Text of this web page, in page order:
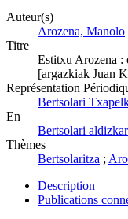
Auteur(s)
Arozena, Manolo
Titre
Estitxu Arozena :
[argazkiak Juan
Représentation
Bertsolari
En
Bertsolari
Thèmes
Bertsolaritza ;
Description
Publications